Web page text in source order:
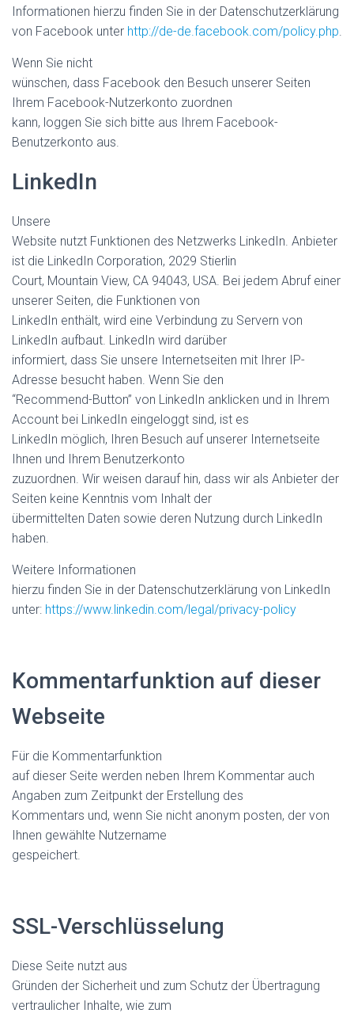
Informationen hierzu finden Sie in der Datenschutzerklärung
von Facebook unter http://de-de.facebook.com/policy.php.
Wenn Sie nicht
wünschen, dass Facebook den Besuch unserer Seiten
Ihrem Facebook-Nutzerkonto zuordnen
kann, loggen Sie sich bitte aus Ihrem Facebook-
Benutzerkonto aus.
LinkedIn
Unsere
Website nutzt Funktionen des Netzwerks LinkedIn. Anbieter
ist die LinkedIn Corporation, 2029 Stierlin
Court, Mountain View, CA 94043, USA. Bei jedem Abruf einer
unserer Seiten, die Funktionen von
LinkedIn enthält, wird eine Verbindung zu Servern von
LinkedIn aufbaut. LinkedIn wird darüber
informiert, dass Sie unsere Internetseiten mit Ihrer IP-
Adresse besucht haben. Wenn Sie den
“Recommend-Button” von LinkedIn anklicken und in Ihrem
Account bei LinkedIn eingeloggt sind, ist es
LinkedIn möglich, Ihren Besuch auf unserer Internetseite
Ihnen und Ihrem Benutzerkonto
zuzuordnen. Wir weisen darauf hin, dass wir als Anbieter der
Seiten keine Kenntnis vom Inhalt der
übermittelten Daten sowie deren Nutzung durch LinkedIn
haben.
Weitere Informationen
hierzu finden Sie in der Datenschutzerklärung von LinkedIn
unter: https://www.linkedin.com/legal/privacy-policy
Kommentarfunktion auf dieser
Webseite
Für die Kommentarfunktion
auf dieser Seite werden neben Ihrem Kommentar auch
Angaben zum Zeitpunkt der Erstellung des
Kommentars und, wenn Sie nicht anonym posten, der von
Ihnen gewählte Nutzername
gespeichert.
SSL-Verschlüsselung
Diese Seite nutzt aus
Gründen der Sicherheit und zum Schutz der Übertragung
vertraulicher Inhalte, wie zum